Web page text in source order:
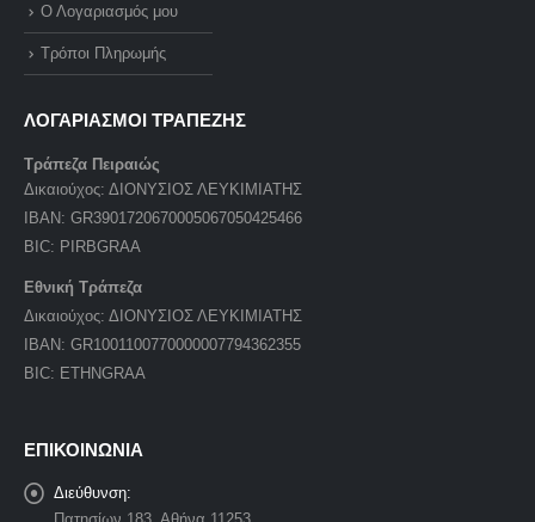
Ο Λογαριασμός μου
Τρόποι Πληρωμής
ΛΟΓΑΡΙΑΣΜΟΙ ΤΡΑΠΕΖΗΣ
Τράπεζα Πειραιώς
Δικαιούχος: ΔΙΟΝΥΣΙΟΣ ΛΕΥΚΙΜΙΑΤΗΣ
IBAN: GR3901720670005067050425466
BIC: PIRBGRAA
Εθνική Τράπεζα
Δικαιούχος: ΔΙΟΝΥΣΙΟΣ ΛΕΥΚΙΜΙΑΤΗΣ
IBAN: GR1001100770000007794362355
BIC: ETHNGRAA
ΕΠΙΚΟΙΝΩΝΙΑ
Διεύθυνση: